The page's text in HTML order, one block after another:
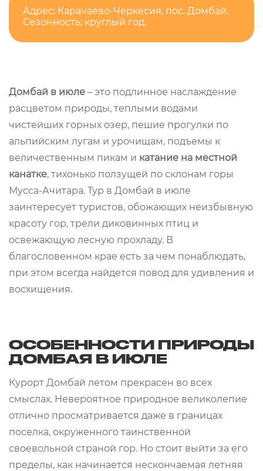
Адрес: Карачаево-Черкесия, пос. Домбай.
Сезонность: круглый год.
Домбай в июле – это подлинное наслаждение
расцветом природы, теплыми водами
чистейших горных озер, пешие прогулки по
альпийским лугам и урочищам, подъемы к
величественным пикам и катание на местной
канатке, тихонько ползущей по склонам горы
Мусса-Ачитара. Тур в Домбай в июле
заинтересует туристов, обожающих неизбывную
красоту гор, трели диковинных птиц и
освежающую лесную прохладу. В
благословенном крае есть за чем понаблюдать,
при этом всегда найдется повод для удивления и
восхищения.
ОСОБЕННОСТИ ПРИРОДЫ
ДОМБАЯ В ИЮЛЕ
Курорт Домбай летом прекрасен во всех
смыслах. Невероятное природное великолепие
отлично просматривается даже в границах
поселка, окруженного таинственной
своевольной страной гор. Но стоит выйти за его
пределы, как начинается нескончаемая летняя